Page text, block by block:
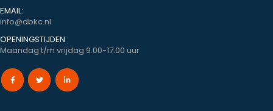
EMAIL:
info@dbkc.nl
OPENINGSTIJDEN
Maandag t/m vrijdag 9.00-17.00 uur